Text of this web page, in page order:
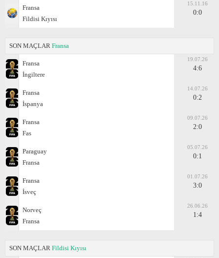
Fransa
Fildisi Kıyısı
15.11.16
0:0
SON MAÇLAR Fransa
Fransa
İngiltere
19.07.26
4:6
Fransa
İspanya
14.07.26
0:2
Fransa
Fas
09.07.26
2:0
Paraguay
Fransa
05.07.26
0:1
Fransa
İsveç
01.07.26
3:0
Norveç
Fransa
26.06.26
1:4
SON MAÇLAR Fildisi Kıyısı